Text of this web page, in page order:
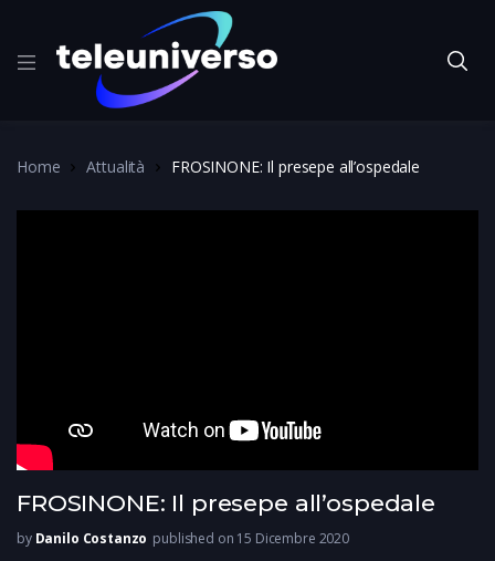
Home Attualità FROSINONE: Il presepe all’ospedale
FROSINONE: Il presepe all’ospedale
by Danilo Costanzo published on 15 Dicembre 2020